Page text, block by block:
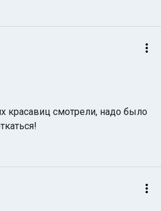
красавиц смотрели, надо было